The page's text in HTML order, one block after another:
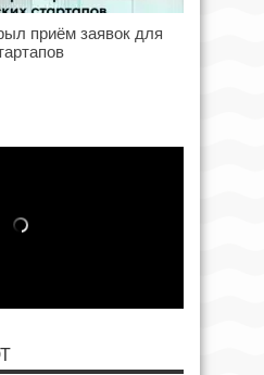
приём заявок для